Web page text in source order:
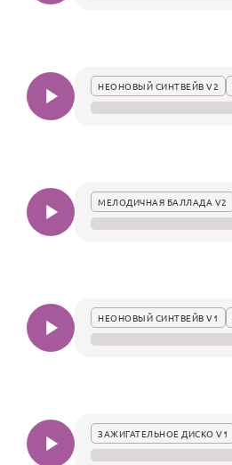
НЕОНОВЫЙ СИНТВЕЙВ V2
МЕЛОДИЧНАЯ БАЛЛАДА V2
НЕОНОВЫЙ СИНТВЕЙВ V1
ЗАЖИГАТЕЛЬНОЕ ДИСКО V1